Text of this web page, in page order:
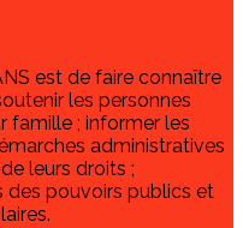
est de faire connaître
les personnes
famille ; informer les
administratives
leurs droits ;
des pouvoirs publics et